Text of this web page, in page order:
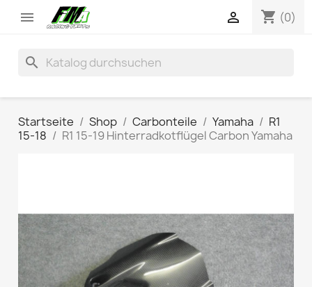
 shopping_cart (0)

search
Startseite Shop Carbonteile Yamaha
R1
15-18
R1 15-19 Hinterradkotflügel Carbon Yamaha